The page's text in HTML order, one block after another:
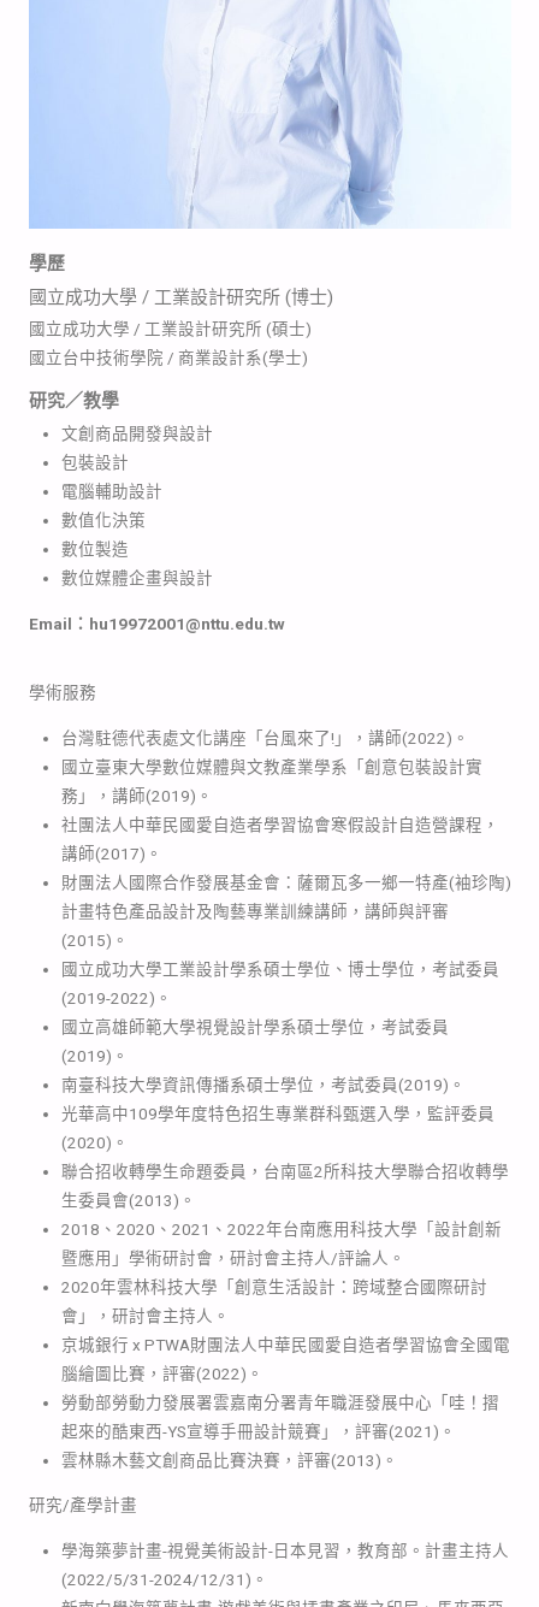
學歷
國立成功大學 / 工業設計研究所(博士)
國立成功大學 / 工業設計研究所 (碩士)
國立台中技術學院 / 商業設計系(學士)
研究／教學
文創商品開發與設計
包裝設計
電腦輔助設計
數值化決策
數位製造
數位媒體企畫與設計
Email ：hu19972001@nttu.edu.tw
學術服務
台灣駐德代表處文化講座「台風來了!」，講師(2022)。
國立臺東大學數位媒體與文教產業學系「創意包裝設計實
務」，講師(2019)。
社團法人中華民國愛自造者學習協會寒假設計自造營課程，
講師(2017)。
財團法人國際合作發展基金會：薩爾瓦多一鄉一特產(袖珍陶)
計畫特色產品設計及陶藝專業訓練講師，講師與評審
(2015)。
國立成功大學工業設計學系碩士學位、博士學位，考試委員
(2019-2022)。
國立高雄師範大學視覺設計學系碩士學位，考試委員
(2019)。
南臺科技大學資訊傳播系碩士學位，考試委員(2019)。
光華高中109學年度特色招生專業群科甄選入學，監評委員
(2020)。
聯合招收轉學生命題委員，台南區2所科技大學聯合招收轉學
生委員會(2013)。
2018、2020、2021、2022年台南應用科技大學「設計創新
暨應用」學術研討會，研討會主持人/評論人。
2020年雲林科技大學「創意生活設計：跨域整合國際研討
會」，研討會主持人。
京城銀行 x PTWA財團法人中華民國愛自造者學習協會全國電
腦繪圖比賽，評審(2022)。
勞動部勞動力發展署雲嘉南分署青年職涯發展中心「哇！摺
起來的酷東西-YS宣導手冊設計競賽」，評審(2021)。
雲林縣木藝文創商品比賽決賽，評審(2013)。
研究/產學計畫
學海築夢計畫-視覺美術設計-日本見習，教育部。計畫主持人
(2022/5/31-2024/12/31)。